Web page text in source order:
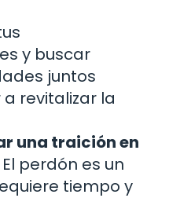
y buscar
juntos
revitalizar la
una traición en
El perdón es un
tiempo y